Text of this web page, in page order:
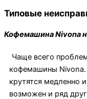
Типовые
Кофемашина Nivona
Чаще всего
кофемашины Nivona.
крутятся медленно
возможен и ряд